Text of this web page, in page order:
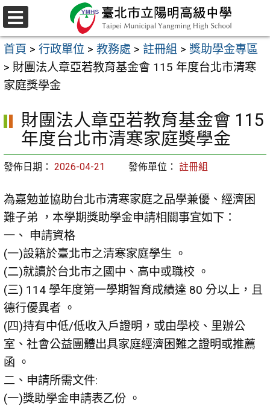
跳
至
主
要
內
區
選
單
首頁 > 行政單位 > 教務處 > 註冊組 > 獎助學金專區
> 財團法人章亞若教育基金會 115 年度台北市清寒
家庭獎學金
財團法人章亞若教育基金會 115
年度台北市清寒家庭獎學金
發佈日期： 2026-04-21 發佈單位： 註冊組
為嘉勉並協助台北市清寒家庭之品學兼優、經濟困
難子弟 ，本學期獎助學金申請相關事宜如下：
一、 申請資格
(一)設籍於臺北市之清寒家庭學生 。
(二)就讀於台北市之國中、高中或職校 。
(三) 114 學年度第一學期智育成績達 80 分以上，且
德行優異者 。
(四)持有中低/低收入戶證明，或由學校、里辦公
室、社會公益團體出具家庭經濟困難之證明或推薦
函 。
二、申請所需文件:
(一)獎助學金申請表乙份 。